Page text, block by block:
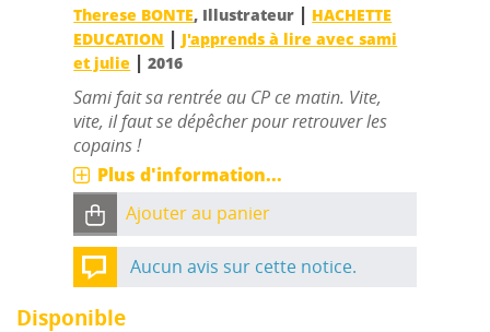
Therese BONTE, Illustrateur | HACHETTE
EDUCATION | J'apprends à lire avec sami
et julie |2016
Sami fait sa rentrée au CP ce matin. Vite,
vite, il faut se dépêcher pour retrouver les
copains !
Plus d'information...
Ajouter au panier
Aucun avis sur cette notice.
Disponible